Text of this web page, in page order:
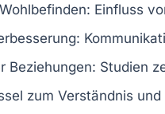
Wohlbefinden: Einfluss
Beziehungen: Studien
zum Verständnis